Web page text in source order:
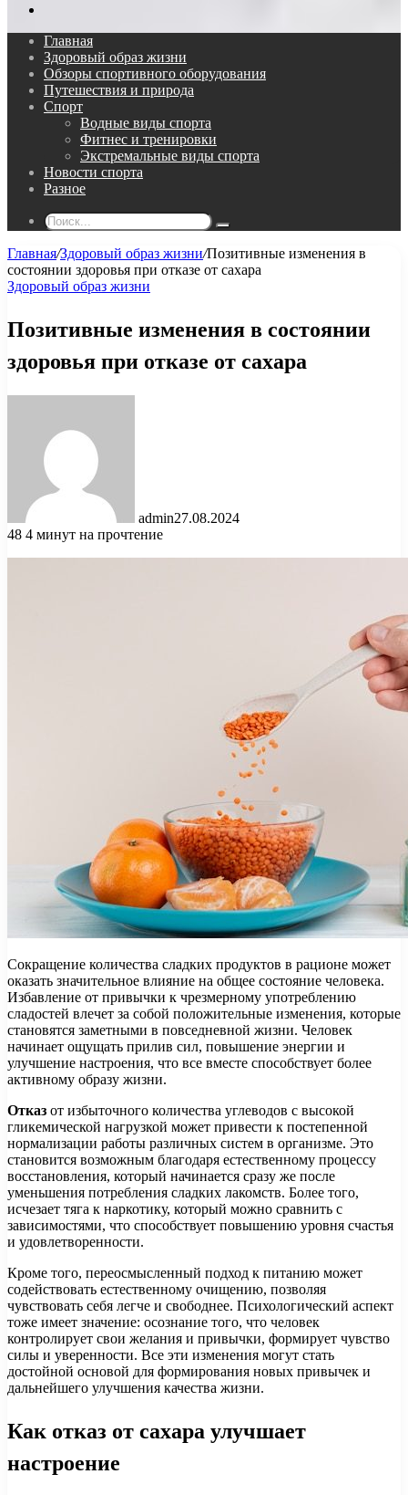
Главная
Здоровый образ жизни
Обзоры спортивного оборудования
Путешествия и природа
Спорт
Водные виды спорта
Фитнес и тренировки
Экстремальные виды спорта
Новости спорта
Разное
Поиск...
Главная/Здоровый образ жизни/Позитивные изменения в
состоянии здоровья при отказе от сахара
Здоровый образ жизни
Позитивные изменения в состоянии
здоровья при отказе от сахара
admin27.08.2024
48 4 минут на прочтение
Сокращение количества сладких продуктов в рационе может
оказать значительное влияние на общее состояние человека.
Избавление от привычки к чрезмерному употреблению
сладостей влечет за собой положительные изменения, которые
становятся заметными в повседневной жизни. Человек
начинает ощущать прилив сил, повышение энергии и
улучшение настроения, что все вместе способствует более
активному образу жизни.
Отказ от избыточного количества углеводов с высокой
гликемической нагрузкой может привести к постепенной
нормализации работы различных систем в организме. Это
становится возможным благодаря естественному процессу
восстановления, который начинается сразу же после
уменьшения потребления сладких лакомств. Более того,
исчезает тяга к наркотику, который можно сравнить с
зависимостями, что способствует повышению уровня счастья
и удовлетворенности.
Кроме того, переосмысленный подход к питанию может
содействовать естественному очищению, позволяя
чувствовать себя легче и свободнее. Психологический аспект
тоже имеет значение: осознание того, что человек
контролирует свои желания и привычки, формирует чувство
силы и уверенности. Все эти изменения могут стать
достойной основой для формирования новых привычек и
дальнейшего улучшения качества жизни.
Как отказ от сахара улучшает
настроение